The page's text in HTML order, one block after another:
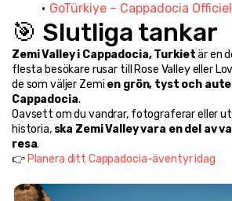
GoTürkiye – Cappadocia
🎯 Slutliga tankar
Zemi Valley i Cappadocia, Turkiet är en
flesta besökare rusar till Rose Valley eller
de som väljer Zemi en grön, tyst och
Cappadocia.
Oavsett om du vandrar, fotograferar eller
historia, ska Zemi Valley vara en del av
resa.
👉 Planera ditt Cappadocia-äventyr idag